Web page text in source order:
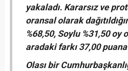
yakaladı. Kararsız ve
oransal olarak
%68,50, Soylu %31,50 oy
aradaki farkı 37,00 puana
Olası bir